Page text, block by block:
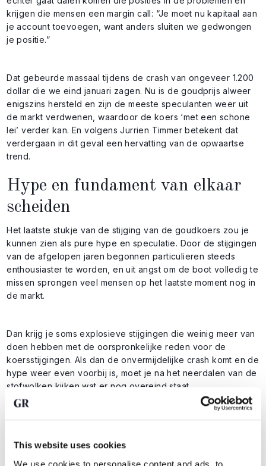
This website uses cookies
We use cookies to personalise content and ads, to
krijgen die mensen een margin call: “Je moet nu kapitaal aan
je account toevoegen, want anders sluiten we gedwongen
je positie.”
Dat gebeurde massaal tijdens de crash van ongeveer 1.200
dollar die we eind januari zagen. Nu is de goudprijs alweer
enigszins hersteld en zijn de meeste speculanten weer uit
de markt verdwenen, waardoor de koers ‘met een schone
lei’ verder kan. En volgens Jurrien Timmer betekent dat
verdergaan in dit geval een hervatting van de opwaartse
trend.
Hype en fundament van elkaar
scheiden
Het laatste stukje van de stijging van de goudkoers zou je
kunnen zien als pure hype en speculatie. Door de stijgingen
van de afgelopen jaren begonnen particulieren steeds
enthousiaster te worden, en uit angst om de boot volledig te
missen sprongen veel mensen op het laatste moment nog in
de markt.
Dan krijg je soms explosieve stijgingen die weinig meer van
doen hebben met de oorspronkelijke reden voor de
koersstijgingen. Als dan de onvermijdelijke crash komt en de
hype weer even voorbij is, moet je na het neerdalen van de
stofwolken kijken wat er nog overeind staat.
Timmer constateert al dat goud in ieder geval nog reageert
op de groei van de wereldwijde geldhoeveelheid, en